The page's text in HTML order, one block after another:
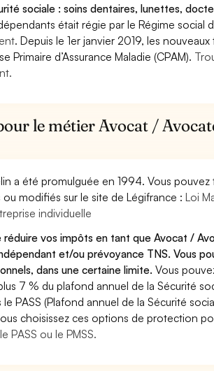
sociale : soins dentaires, lunettes,
était régie par le Régime social
. Depuis le 1er janvier 2019, les
Primaire d’Assurance Maladie (CPAM).
le métier Avocat /
a été promulguée en 1994. Vous pouvez
modifiés sur le site de Légifrance :Loi
individuelle
réduire vos impôts en tant que Avocat /
et/ou prévoyance TNS. Vous
dans une certaine limite.Vous
7 % du plafond annuel de la Sécurité
PASS (Plafond annuel de la Sécurité
choisissez ces options de protection
PASS ou le PMSS.